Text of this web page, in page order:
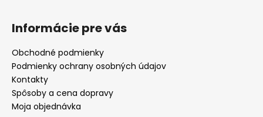
Informácie pre vás
Obchodné podmienky
Podmienky ochrany osobných údajov
Kontakty
Spôsoby a cena dopravy
Moja objednávka